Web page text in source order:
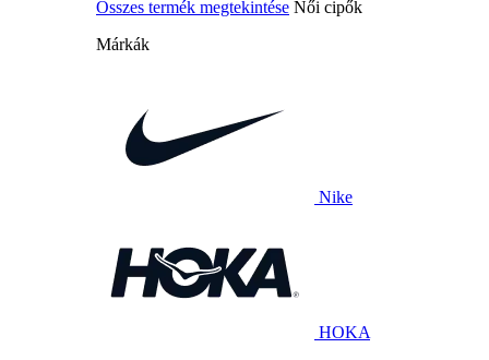
Összes termék megtekintése Női cipők
Márkák
Nike
HOKA